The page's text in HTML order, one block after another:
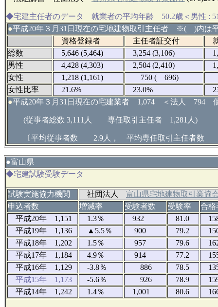
◆宅建主任者のデータ 就業者の平均年齢 50.2歳＜男性 :
●平成20年３月31日現在の宅地建物取引主任者 ※( )内は
資格登録者
主任者証交付
総数
5,646 (5,464) 3,254 (3,106)
男性
4,428 (4,303) 2,504 (2,410)
女性
1,218 (1,161) 750 ( 696)
女性比率
21.6% 23.0%
●平成20年３月31日現在の宅建業者 1,074 ＜法人 794
(従事者総数 3,111人 専任取引主任者 1,281人)
〔平均従事者数 2.9人， 平均専任取引主任者数
●富山県
◆宅建試験受験データ
試験実施協力機関 社団法人 富山県宅地建物取引業協
申込者数
増減率 受験者数 受験率
合格
平成20年 1,151
1.3％ 932 81.0
平成19年 1,136
▲5.5％ 900 79.2
平成18年 1,202
1.5％ 957 79.6
平成17年 1,184
4.9％ 914 77.2
平成16年 1,129
-3.8％ 886 78.5
平成15年 1,173
-5.6％ 926 78.9
平成14年 1,242
1.4％ 1,001 80.6